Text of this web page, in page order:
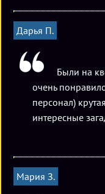
Дарья П.
Были на
очень
персонал)
интересные
Мария З.